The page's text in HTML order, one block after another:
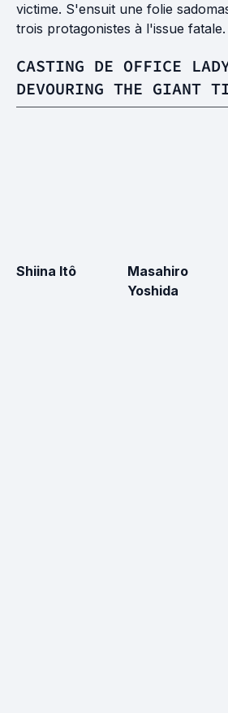
victime. S'ensuit une folie
trois protagonistes à l'issue fatale.
CASTING DE OFFICE
DEVOURING THE GIANT
Shiina Itô
Masahiro
Yoshida